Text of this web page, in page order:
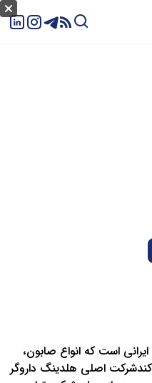
است که انواع صابون،
اصلی هلدینگ داروگر